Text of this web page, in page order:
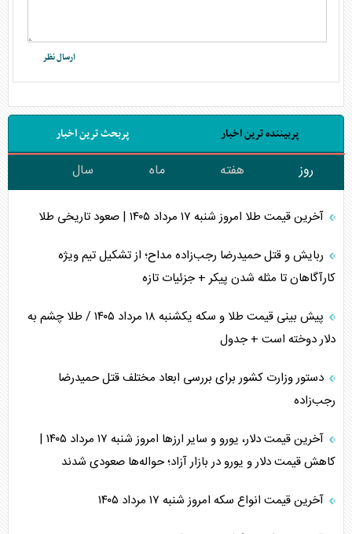
پربیننده ترین اخبار پربحث ترین اخبار
روز هفته ماه سال
آخرین قیمت طلا امروز شنبه ۱۷ مرداد ۱۴۰۵ | صعود تاریخی طلا
ربایش و قتل حمیدرضا رجب‌زاده مداح؛ از تشکیل تیم ویژه
کارآگاهان تا مثله شدن پیکر + جزئیات تازه
پیش بینی قیمت طلا و سکه یکشنبه ۱۸ مرداد ۱۴۰۵ / طلا چشم به
دلار دوخته است + جدول
دستور وزارت کشور برای بررسی ابعاد مختلف قتل حمیدرضا
رجب‌زاده
آخرین قیمت دلار، یورو و سایر ارز‌ها امروز شنبه ۱۷ مرداد ۱۴۰۵ |
کاهش قیمت دلار و یورو در بازار آزاد؛ حواله‌ها صعودی شدند
آخرین قیمت انواع سکه امروز شنبه ۱۷ مرداد ۱۴۰۵